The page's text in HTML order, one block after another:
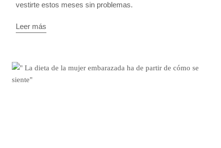
vestirte estos meses sin problemas.
Leer más